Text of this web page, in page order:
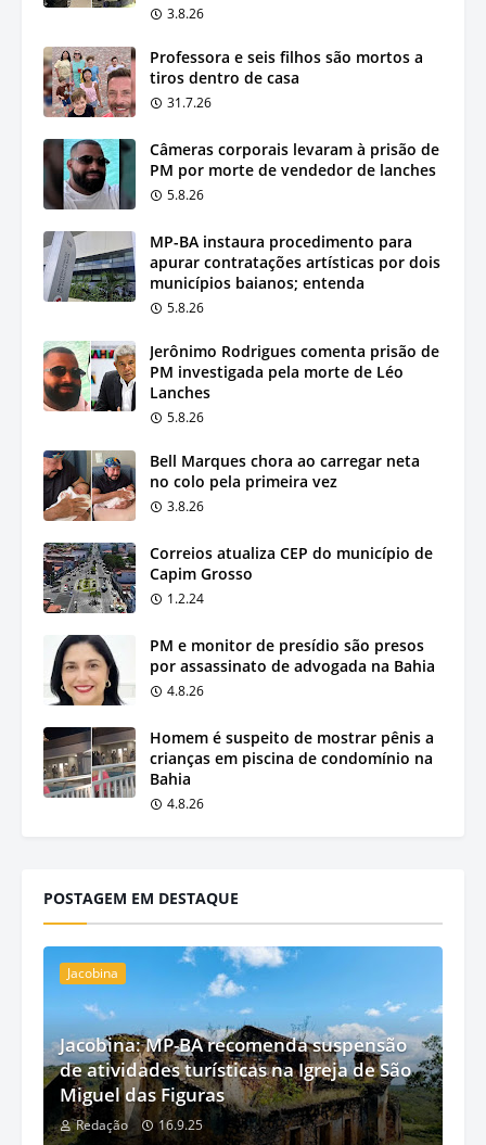
3.8.26
Professora e seis filhos são mortos a
tiros dentro de casa
31.7.26
Câmeras corporais levaram à prisão de
PM por morte de vendedor de lanches
5.8.26
MP-BA instaura procedimento para
apurar contratações artísticas por dois
municípios baianos; entenda
5.8.26
Jerônimo Rodrigues comenta prisão de
PM investigada pela morte de Léo
Lanches
5.8.26
Bell Marques chora ao carregar neta
no colo pela primeira vez
3.8.26
Correios atualiza CEP do município de
Capim Grosso
1.2.24
PM e monitor de presídio são presos
por assassinato de advogada na Bahia
4.8.26
Homem é suspeito de mostrar pênis a
crianças em piscina de condomínio na
Bahia
4.8.26
POSTAGEM EM DESTAQUE
Jacobina
Jacobina: MP-BA recomenda suspensão
de atividades turísticas na Igreja de São
Miguel das Figuras
Redação 16.9.25